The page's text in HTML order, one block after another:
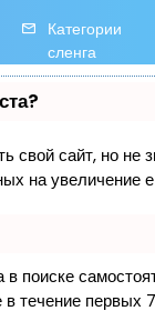
Категории
сленга
свой сайт, но не
на увеличение
поиске
течение первых